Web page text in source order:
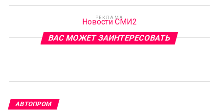
РЕКЛАМА
Новости СМИ2
ВАС МОЖЕТ ЗАИНТЕРЕСОВАТЬ
АВТОПРОМ